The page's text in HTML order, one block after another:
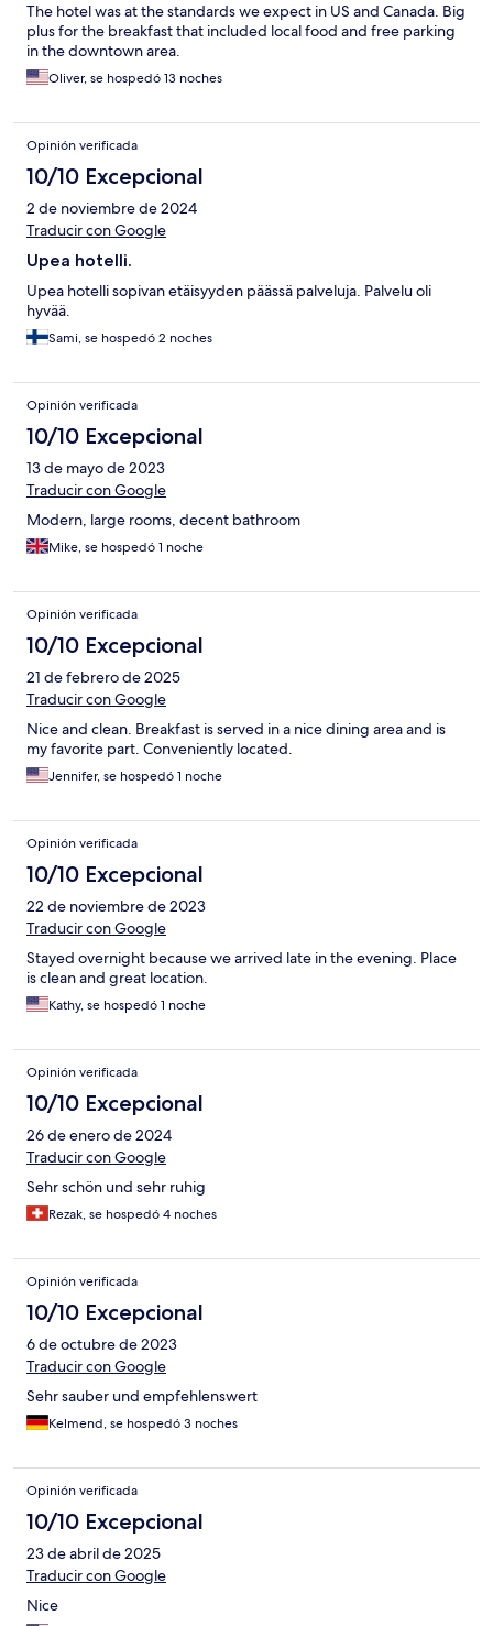
The hotel was at the standards we expect in US and Canada. Big
plus for the breakfast that included local food and free parking
in the downtown area.
Oliver, se hospedó 13 noches
Opinión verificada
10/10 Excepcional
2 de noviembre de 2024
Traducir con Google
Upea hotelli.
Upea hotelli sopivan etäisyyden päässä palveluja. Palvelu oli
hyvää.
Sami, se hospedó 2 noches
Opinión verificada
10/10 Excepcional
13 de mayo de 2023
Traducir con Google
Modern, large rooms, decent bathroom
Mike, se hospedó 1 noche
Opinión verificada
10/10 Excepcional
21 de febrero de 2025
Traducir con Google
Nice and clean. Breakfast is served in a nice dining area and is
my favorite part. Conveniently located.
Jennifer, se hospedó 1 noche
Opinión verificada
10/10 Excepcional
22 de noviembre de 2023
Traducir con Google
Stayed overnight because we arrived late in the evening. Place
is clean and great location.
Kathy, se hospedó 1 noche
Opinión verificada
10/10 Excepcional
26 de enero de 2024
Traducir con Google
Sehr schön und sehr ruhig
Rezak, se hospedó 4 noches
Opinión verificada
10/10 Excepcional
6 de octubre de 2023
Traducir con Google
Sehr sauber und empfehlenswert
Kelmend, se hospedó 3 noches
Opinión verificada
10/10 Excepcional
23 de abril de 2025
Traducir con Google
Nice